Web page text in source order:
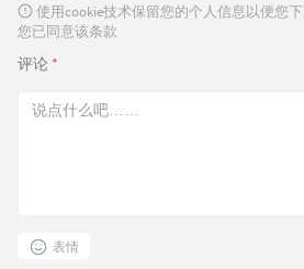
使用cookie技术保留您的个人信息以便您
您已同意该条款
评论 *
表情